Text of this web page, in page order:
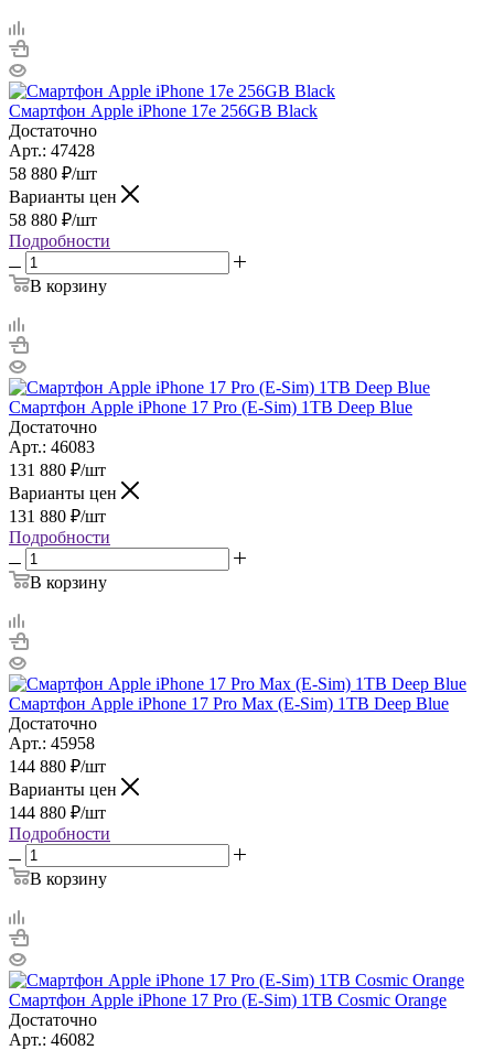
Смартфон Apple iPhone 17e 256GB Black
Достаточно
Арт.: 47428
58 880 ₽/шт
Варианты цен
58 880 ₽/шт
Подробности
В корзину
Смартфон Apple iPhone 17 Pro (E-Sim) 1TB Deep Blue
Достаточно
Арт.: 46083
131 880 ₽/шт
Варианты цен
131 880 ₽/шт
Подробности
В корзину
Смартфон Apple iPhone 17 Pro Max (E-Sim) 1TB Deep Blue
Достаточно
Арт.: 45958
144 880 ₽/шт
Варианты цен
144 880 ₽/шт
Подробности
В корзину
Смартфон Apple iPhone 17 Pro (E-Sim) 1TB Cosmic Orange
Достаточно
Арт.: 46082